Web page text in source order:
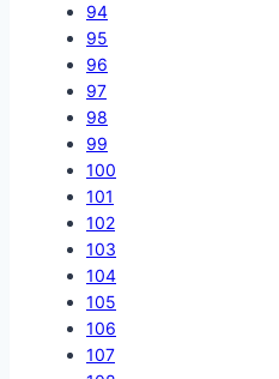
94
95
96
97
98
99
100
101
102
103
104
105
106
107